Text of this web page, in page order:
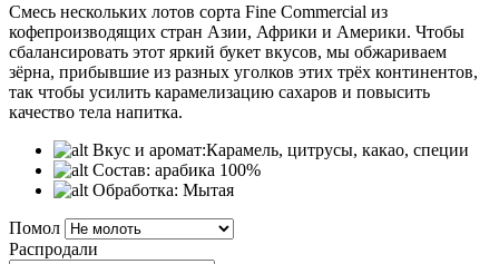
Смесь нескольких лотов сорта Fine Commercial из
кофепроизводящих стран Азии, Африки и Америки. Чтобы
сбалансировать этот яркий букет вкусов, мы обжариваем
зёрна, прибывшие из разных уголков этих трёх континентов,
так чтобы усилить карамелизацию сахаров и повысить
качество тела напитка.
Вкус и аромат:Карамель, цитрусы, какао, специи
Состав: арабика 100%
Обработка: Мытая
Помол
Распродали